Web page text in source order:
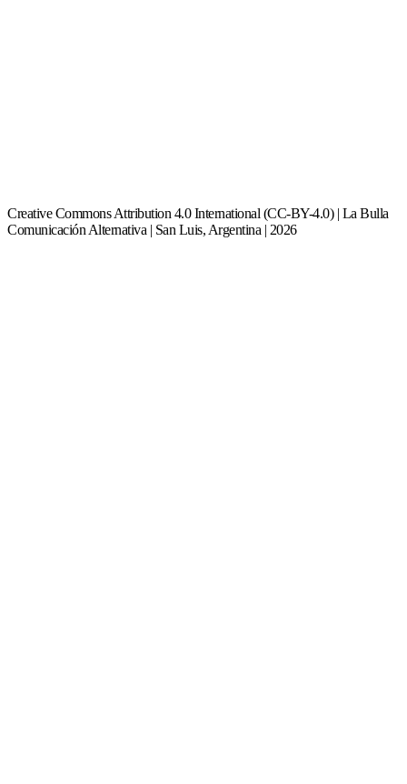
Creative Commons Attribution 4.0 International (CC-BY-4.0) | La Bulla
Comunicación Alternativa | San Luis, Argentina | 2026